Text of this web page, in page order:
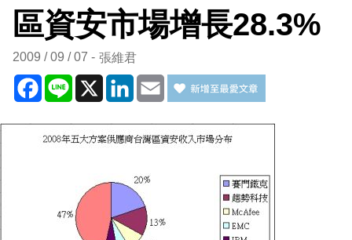
區資安市場增長28.3%
2009 / 09 / 07 張維君
Facebook
Line X LinkedIn
Email